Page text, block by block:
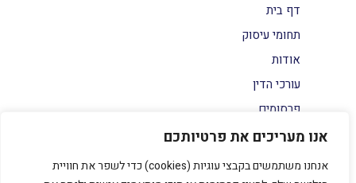
אנו מעריכים את פרטיותכם
אנחנו משתמשים בקבצי עוגיות (cookies) כדי לשפר את חוויית
דף בית
תחומי עיסוק
אודות
עורכי הדין
פרסומים
צור קשר